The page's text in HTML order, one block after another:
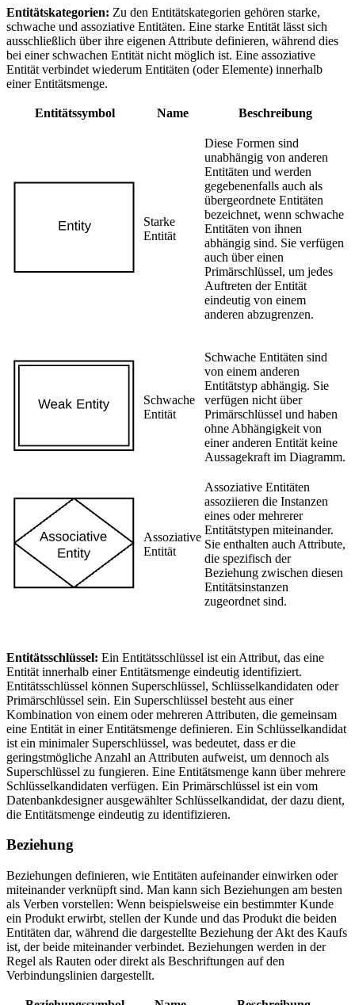
Entitätskategorien: Zu den Entitätskategorien gehören starke,
schwache und assoziative Entitäten. Eine starke Entität lässt sich
ausschließlich über ihre eigenen Attribute definieren, während dies
bei einer schwachen Entität nicht möglich ist. Eine assoziative
Entität verbindet wiederum Entitäten (oder Elemente) innerhalb
einer Entitätsmenge.
Entitätssymbol Name Beschreibung
Starke
Entität
Diese Formen sind
unabhängig von anderen
Entitäten und werden
gegebenenfalls auch als
übergeordnete Entitäten
bezeichnet, wenn schwache
Entitäten von ihnen
abhängig sind. Sie verfügen
auch über einen
Primärschlüssel, um jedes
Auftreten der Entität
eindeutig von einem
anderen abzugrenzen.
Schwache
Entität
Schwache Entitäten sind
von einem anderen
Entitätstyp abhängig. Sie
verfügen nicht über
Primärschlüssel und haben
ohne Abhängigkeit von
einer anderen Entität keine
Aussagekraft im Diagramm.
Assoziative
Entität
Assoziative Entitäten
assoziieren die Instanzen
eines oder mehrerer
Entitätstypen miteinander.
Sie enthalten auch Attribute,
die spezifisch der
Beziehung zwischen diesen
Entitätsinstanzen
zugeordnet sind.
Entitätsschlüssel: Ein Entitätsschlüssel ist ein Attribut, das eine
Entität innerhalb einer Entitätsmenge eindeutig identifiziert.
Entitätsschlüssel können Superschlüssel, Schlüsselkandidaten oder
Primärschlüssel sein. Ein Superschlüssel besteht aus einer
Kombination von einem oder mehreren Attributen, die gemeinsam
eine Entität in einer Entitätsmenge definieren. Ein Schlüsselkandidat
ist ein minimaler Superschlüssel, was bedeutet, dass er die
geringstmögliche Anzahl an Attributen aufweist, um dennoch als
Superschlüssel zu fungieren. Eine Entitätsmenge kann über mehrere
Schlüsselkandidaten verfügen. Ein Primärschlüssel ist ein vom
Datenbankdesigner ausgewählter Schlüsselkandidat, der dazu dient,
die Entitätsmenge eindeutig zu identifizieren.
Beziehung
Beziehungen definieren, wie Entitäten aufeinander einwirken oder
miteinander verknüpft sind. Man kann sich Beziehungen am besten
als Verben vorstellen: Wenn beispielsweise ein bestimmter Kunde
ein Produkt erwirbt, stellen der Kunde und das Produkt die beiden
Entitäten dar, während die dargestellte Beziehung der Akt des Kaufs
ist, der beide miteinander verbindet. Beziehungen werden in der
Regel als Rauten oder direkt als Beschriftungen auf den
Verbindungslinien dargestellt.